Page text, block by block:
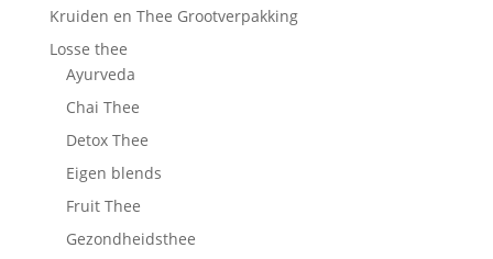
Kruiden en Thee Grootverpakking
Losse thee
Ayurveda
Chai Thee
Detox Thee
Eigen blends
Fruit Thee
Gezondheidsthee